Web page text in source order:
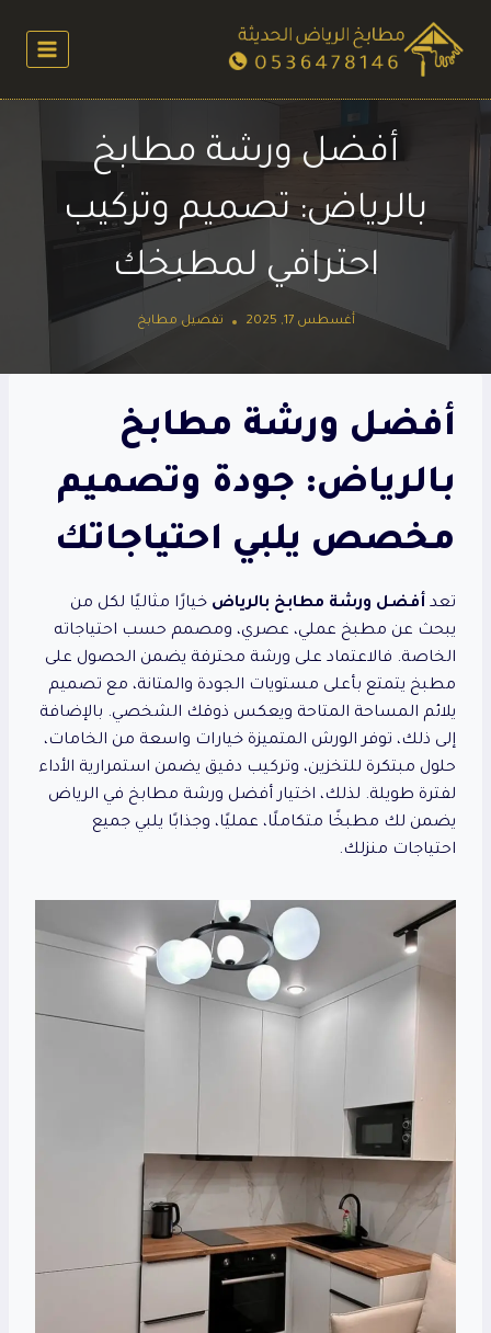
المحتوى
أفضل ورشة مطابخ
بالرياض: تصميم وتركيب
احترافي لمطبخك
أغسطس 17, 2025 تفصيل مطابخ
أفضل ورشة مطابخ
بالرياض: جودة وتصميم
مخصص يلبي احتياجاتك
تعد أفضل ورشة مطابخ بالرياض خيارًا مثاليًا لكل من
يبحث عن مطبخ عملي، عصري، ومصمم حسب احتياجاته
الخاصة. فالاعتماد على ورشة محترفة يضمن الحصول على
مطبخ يتمتع بأعلى مستويات الجودة والمتانة، مع تصميم
يلائم المساحة المتاحة ويعكس ذوقك الشخصي. بالإضافة
إلى ذلك، توفر الورش المتميزة خيارات واسعة من الخامات،
حلول مبتكرة للتخزين، وتركيب دقيق يضمن استمرارية الأداء
لفترة طويلة. لذلك، اختيار أفضل ورشة مطابخ في الرياض
يضمن لك مطبخًا متكاملًا، عمليًا، وجذابًا يلبي جميع
احتياجات منزلك.